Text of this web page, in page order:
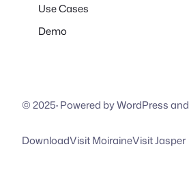
Use Cases
Demo
© 2025·Powered by WordPress and
DownloadVisit MoiraineVisit Jasper